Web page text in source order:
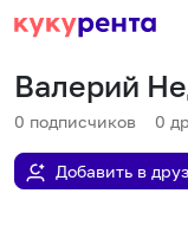
Валерий
0 подписчиков 0
Добавить в